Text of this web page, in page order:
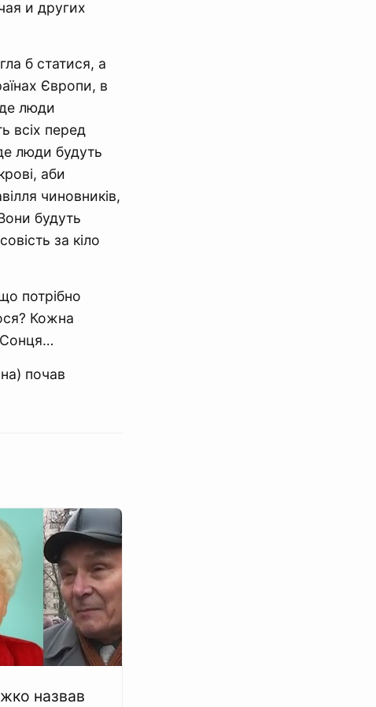
и других
б статися, а
Європи, в
люди
всіх перед
люди будуть
аби
чиновників,
будуть
за кіло
потрібно
Кожна
Сонця…
почав
назвав